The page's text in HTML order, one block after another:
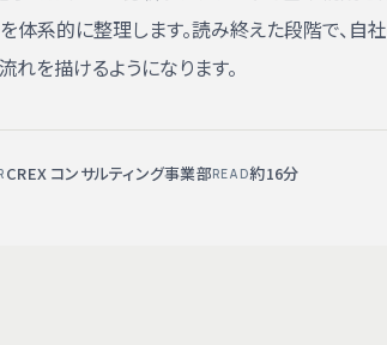
体系的に整理します。読み終えた段階で、
れを描けるようになります。
CREX コンサルティング事業部READ約16分